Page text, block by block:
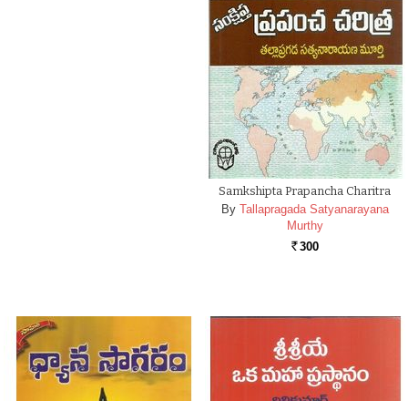
Samkshipta Prapancha Charitra
By Tallapragada Satyanarayana
Murthy
Rs. 300